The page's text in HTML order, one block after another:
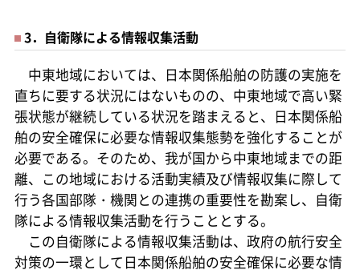
3．自衛隊による情報収集活動
中東地域においては、日本関係船舶の防護の実施を
直ちに要する状況にはないものの、中東地域で高い緊
張状態が継続している状況を踏まえると、日本関係船
舶の安全確保に必要な情報収集態勢を強化することが
必要である。そのため、我が国から中東地域までの距
離、この地域における活動実績及び情報収集に際して
行う各国部隊・機関との連携の重要性を勘案し、自衛
隊による情報収集活動を行うこととする。
この自衛隊による情報収集活動は、政府の航行安全
対策の一環として日本関係船舶の安全確保に必要な情